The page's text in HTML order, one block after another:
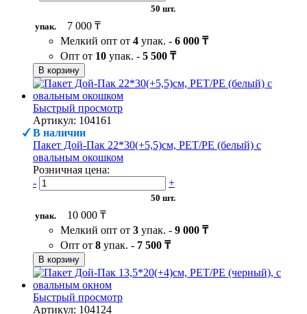
50 шт.
упак.
7 000 ₸
Мелкий опт от 4 упак. - 6 000 ₸
Опт от 10 упак. - 5 500 ₸
В корзину
Быстрый просмотр
Артикул: 104161
В наличии
Пакет Дой-Пак 22*30(+5,5)см, PET/PE (белый) с
овальным окошком
Розничная цена:
-
+
50 шт.
упак.
10 000 ₸
Мелкий опт от 3 упак. - 9 000 ₸
Опт от 8 упак. - 7 500 ₸
В корзину
Быстрый просмотр
Артикул: 104124